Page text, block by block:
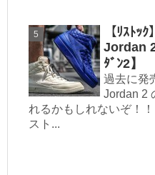
【ﾘｽﾄｯ
Jordan
ﾀﾞﾝ2】
過去に発
Jordan 2
れるかもしれないぞ！
スト...